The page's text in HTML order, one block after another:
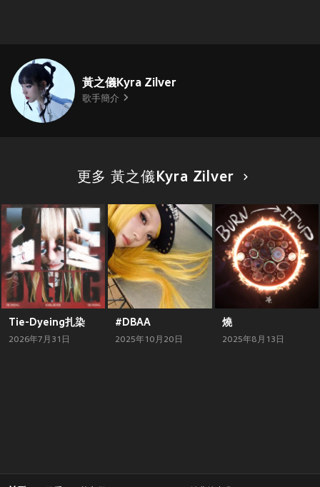
黃之儀Kyra Zilver
歌手簡介
更多 黃之儀Kyra Zilver
Tie-Dyeing扎染
2026年7月31日
#DBAA
2025年10月20日
燒
2025年8月13日